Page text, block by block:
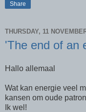
Share
THURSDAY, 11
'The end of an
Hallo allemaal
Wat kan energie veel
kansen om oude
Ik wel!